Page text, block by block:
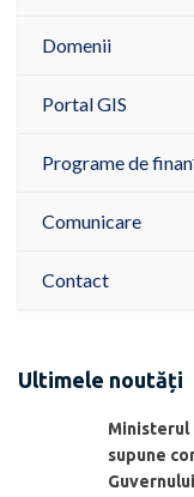
Domenii
Portal GIS
Programe de
Comunicare
Contact
Ultimele noutăți
Ministerul
supune